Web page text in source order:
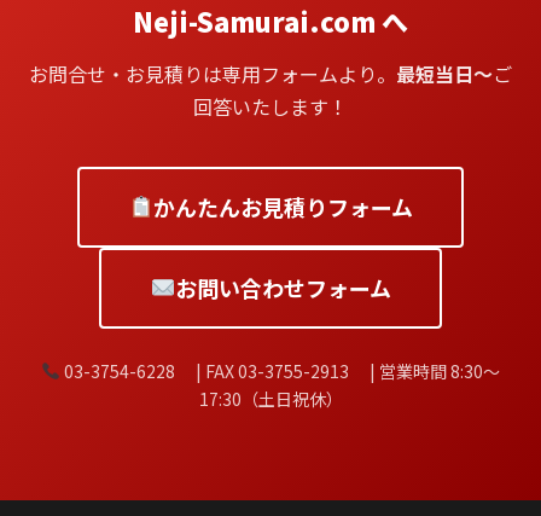
Neji-Samurai.com へ
お問合せ・お見積りは専用フォームより。 最短当日〜ご
回答いたします！
かんたんお見積りフォーム
お問い合わせフォーム
03-3754-6228 | FAX 03-3755-2913 | 営業時間 8:30〜
17:30（土日祝休）